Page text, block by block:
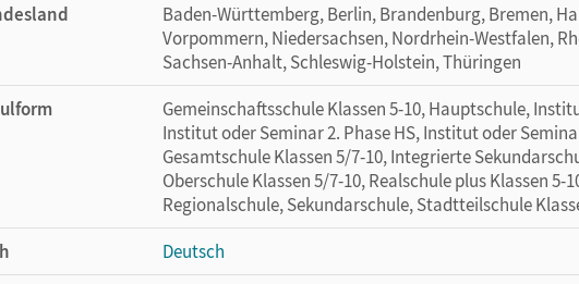
Baden-Württemberg, Berlin, Brandenburg, Bremen,
Vorpommern, Niedersachsen, Nordrhein-Westfalen,
Sachsen-Anhalt, Schleswig-Holstein, Thüringen
Gemeinschaftsschule Klassen 5-10, Hauptschule,
Institut oder Seminar 2. Phase HS, Institut oder
Gesamtschule Klassen 5/7-10, Integrierte
Oberschule Klassen 5/7-10, Realschule plus Klassen 5-
Regionalschule, Sekundarschule, Stadtteilschule
Deutsch